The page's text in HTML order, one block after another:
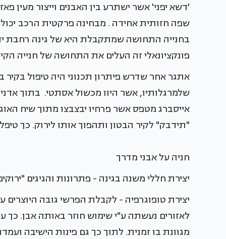
'דשא יפני' אשר ישתרע בין האבנים וייצור מעין
שפה חזותית אחידה . מבחינה פרקטית הרכב
בחנייה התחושה שמתקבלת היא של גינה רחבת
פונקציונאלי זה העלים את התחושה של חנייה
אתגר אחר שדרש פיתרון תכנוני היה טיפול
שלמרגלותיו, אשר היוו מכשול אסתטי. בתוך
אייסברג מטפס אשר פרחיו יבצבצו מתוך שיח
"תידבק" לקיר הבטון ותהפוך אותו לירוק. כך
חניה על אבני מדרך
יצירת חללי משנה בגינה - פתרונות והגיגים
יצירת טופוגרפיה - לקבלת הפרשי גובה היוצרים
לאזורים נעשתה ע"י שימוש חוזר באותה אבן. כך
מגוונת בו זמנית. לתוך כך גם פינות הישיבה